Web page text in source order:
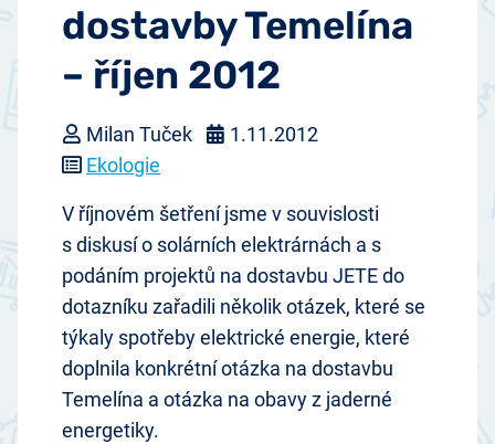
dostavby Temelína
– říjen 2012
Milan Tuček
1.11.2012
Ekologie
V říjnovém šetření jsme v souvislosti
s diskusí o solárních elektrárnách a s
podáním projektů na dostavbu JETE do
dotazníku zařadili několik otázek, které se
týkaly spotřeby elektrické energie, které
doplnila konkrétní otázka na dostavbu
Temelína a otázka na obavy z jaderné
energetiky.